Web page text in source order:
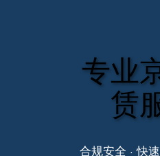
专业
赁
合规安全 · 快